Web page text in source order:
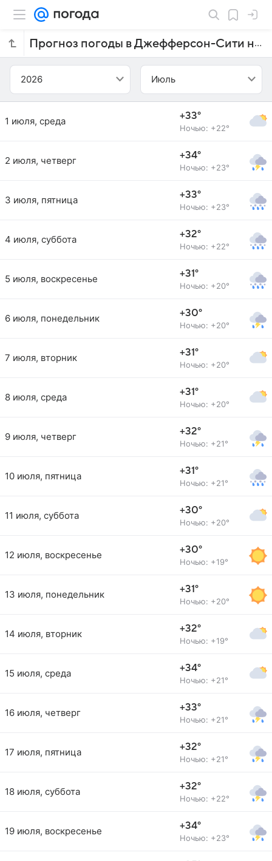
Прогноз погоды в Джефферсон-Сити на июль 2026 года
2026 Июль
1 июля, среда +33°
Ночью: +22°
2 июля, четверг +34°
Ночью: +23°
3 июля, пятница +33°
Ночью: +23°
4 июля, суббота +32°
Ночью: +22°
5 июля, воскресенье +31°
Ночью: +20°
6 июля, понедельник +30°
Ночью: +20°
7 июля, вторник +31°
Ночью: +20°
8 июля, среда +31°
Ночью: +20°
9 июля, четверг +32°
Ночью: +21°
10 июля, пятница +31°
Ночью: +21°
11 июля, суббота +30°
Ночью: +20°
12 июля, воскресенье +30°
Ночью: +19°
13 июля, понедельник +31°
Ночью: +20°
14 июля, вторник +32°
Ночью: +19°
15 июля, среда +34°
Ночью: +21°
16 июля, четверг +33°
Ночью: +21°
17 июля, пятница +32°
Ночью: +21°
18 июля, суббота +32°
Ночью: +22°
19 июля, воскресенье +34°
Ночью: +23°